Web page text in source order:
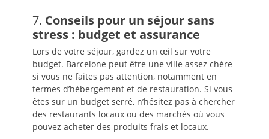
7. Conseils pour un séjour sans
stress : budget et assurance
Lors de votre séjour, gardez un œil sur votre
budget. Barcelone peut être une ville assez chère
si vous ne faites pas attention, notamment en
termes d’hébergement et de restauration. Si vous
êtes sur un budget serré, n’hésitez pas à chercher
des restaurants locaux ou des marchés où vous
pouvez acheter des produits frais et locaux.